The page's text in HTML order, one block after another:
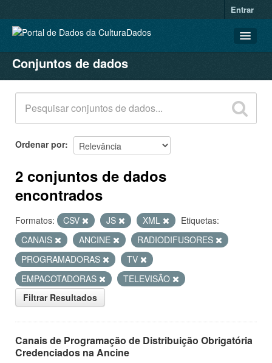
Entrar
CONJUNTOS DE DADOS
ORGANIZAÇÕES
GRUPOS
SOBRE
Conjuntos de dados
Ordenar por
2 conjuntos de dados
encontrados
Formatos: CSV JS XML
Etiquetas:
CANAIS
ANCINE
RADIODIFUSORES
PROGRAMADORAS
TV
EMPACOTADORAS
TELEVISÃO
Filtrar Resultados
Canais de Programação de Distribuição Obrigatória
Credenciados na Ancine